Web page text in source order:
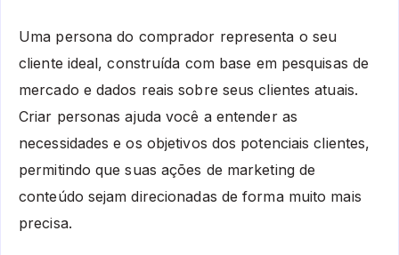
Uma persona do comprador representa o seu
cliente ideal, construída com base em pesquisas de
mercado e dados reais sobre seus clientes atuais.
Criar personas ajuda você a entender as
necessidades e os objetivos dos potenciais clientes,
permitindo que suas ações de marketing de
conteúdo sejam direcionadas de forma muito mais
precisa.